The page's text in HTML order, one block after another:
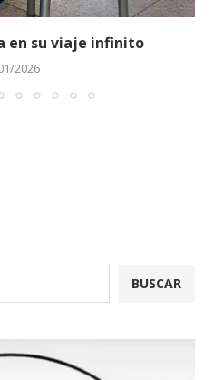
en su viaje infinito
2026
BUSCAR